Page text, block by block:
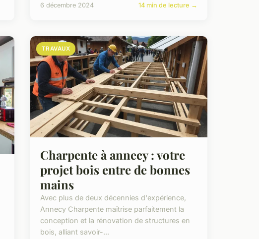
6 décembre 2024 14 min de lecture →
TRAVAUX
Charpente à annecy : votre
projet bois entre de bonnes
mains
Avec plus de deux décennies d'expérience,
Annecy Charpente maîtrise parfaitement la
conception et la rénovation de structures en
bois, alliant savoir-...